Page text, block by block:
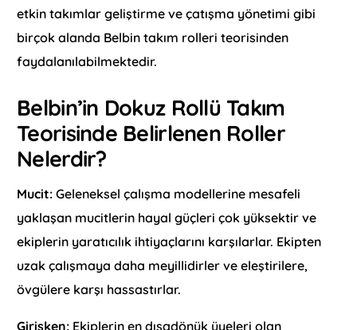
etkin takımlar geliştirme ve çatışma yönetimi gibi
birçok alanda Belbin takım rolleri teorisinden
faydalanılabilmektedir.
Belbin’in Dokuz Rollü Takım
Teorisinde Belirlenen Roller
Nelerdir?
Mucit:Geleneksel çalışma modellerine mesafeli
yaklaşan mucitlerin hayal güçleri çok yüksektir ve
ekiplerin yaratıcılık ihtiyaçlarını karşılarlar. Ekipten
uzak çalışmaya daha meyillidirler ve eleştirilere,
övgülere karşı hassastırlar.
Girişken: Ekiplerin en dışadönük üyeleri olan